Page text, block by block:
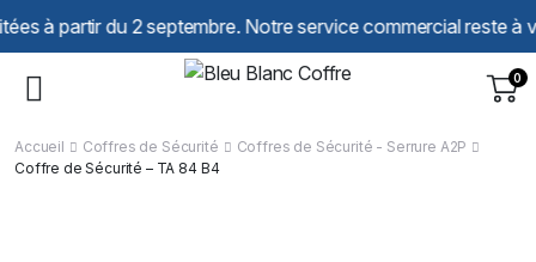
du 2 septembre. Notre service commercial reste à votre
0
Accueil Coffres de Sécurité
Coffres de Sécurité - Serrure A2P
Coffre de Sécurité – TA 84 B4
Panneau de gestion des cookies